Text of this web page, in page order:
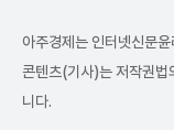
아주경제는 인터넷신문
콘텐츠(기사)는 저작권법
니다.